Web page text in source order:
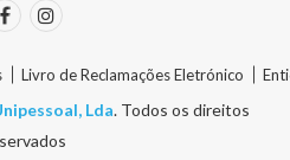
Livro de Reclamações Eletrónico
Lda. Todos os direitos